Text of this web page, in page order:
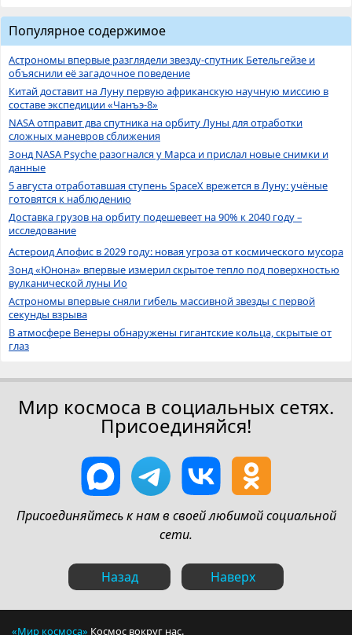
Популярное содержимое
Астрономы впервые разглядели звезду-спутник Бетельгейзе и
объяснили её загадочное поведение
Китай доставит на Луну первую африканскую научную миссию в
составе экспедиции «Чанъэ-8»
NASA отправит два спутника на орбиту Луны для отработки
сложных маневров сближения
Зонд NASA Psyche разогнался у Марса и прислал новые снимки и
данные
5 августа отработавшая ступень SpaceX врежется в Луну: учёные
готовятся к наблюдению
Доставка грузов на орбиту подешевеет на 90% к 2040 году –
исследование
Астероид Апофис в 2029 году: новая угроза от космического мусора
Зонд «Юнона» впервые измерил скрытое тепло под поверхностью
вулканической луны Ио
Астрономы впервые сняли гибель массивной звезды с первой
секунды взрыва
В атмосфере Венеры обнаружены гигантские кольца, скрытые от
глаз
Мир космоса в социальных сетях.
Присоединяйся!
Присоединяйтесь к нам в своей любимой социальной
сети.
Назад Наверх
«Мир космоса» Космос вокруг нас.